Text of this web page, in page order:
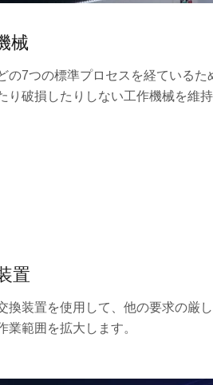
械
の7つの標準プロセスを経ているた
り破損したりしない工作機械を維持
置
換装置を使用して、他の要求の厳
業範囲を拡大します。